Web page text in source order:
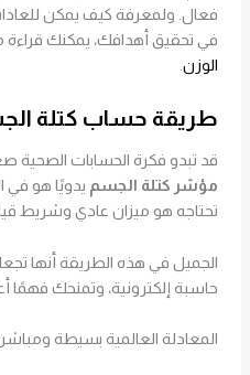
فعال. ولمعرفة كيف يمكن
في تحقيق أهدافك، يمكنك قراءة
الوزن
طريقة حساب كتلة
قد تبدو فكرة الحسابات الصحية
مؤشر كتلة الجسم يدويًا هو في
تحتاجه هو ميزان عادي وشريط
الجميل في هذه الطريقة أنها
حاسبة إلكترونية، وتمنحك
المعادلة العالمية بسيطة